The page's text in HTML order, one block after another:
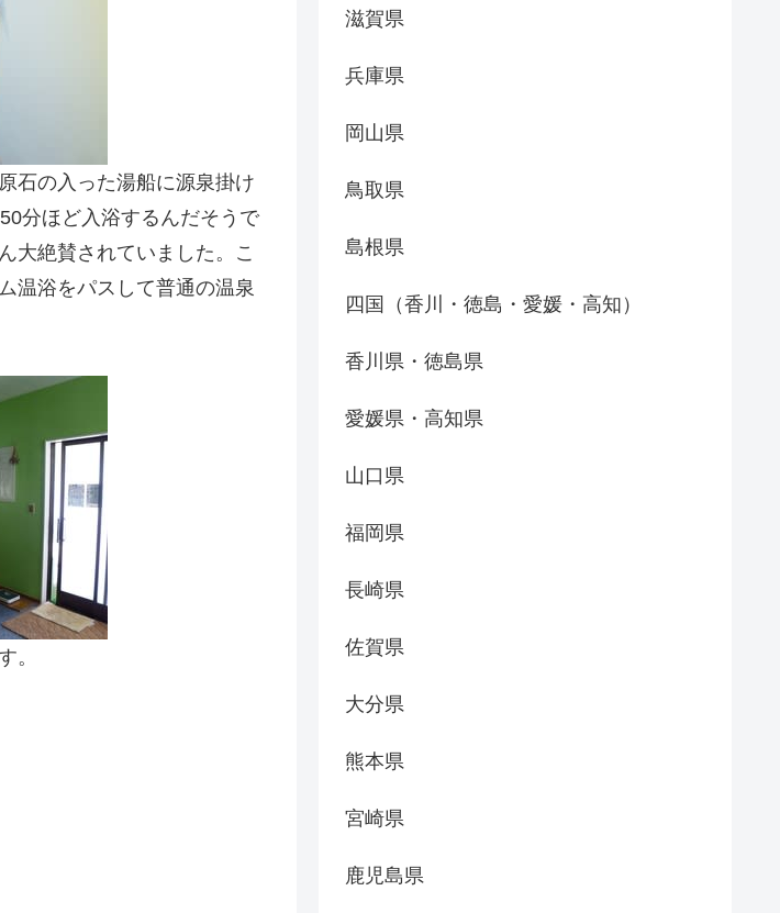
石の入った湯船に源泉掛け
分ほど入浴するんだそうで
大絶賛されていました。こ
温浴をパスして普通の温泉
。
滋賀県
兵庫県
岡山県
鳥取県
島根県
四国（香川・徳島・愛媛・高知）
香川県・徳島県
愛媛県・高知県
山口県
福岡県
長崎県
佐賀県
大分県
熊本県
宮崎県
鹿児島県